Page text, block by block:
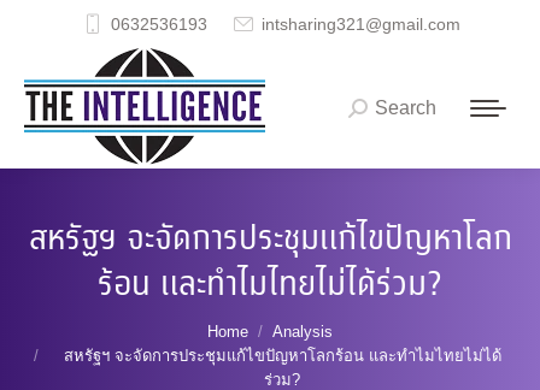
0632536193 intsharing321@gmail.com
Search:
Search
สหรัฐฯ จะจัดการประชุมแก้ไขปัญหาโลก
ร้อน และทำไมไทยไม่ได้ร่วม?
Home
Analysis
สหรัฐฯ จะจัดการประชุมแก้ไขปัญหาโลกร้อน และทำไมไทยไม่ได้
ร่วม?